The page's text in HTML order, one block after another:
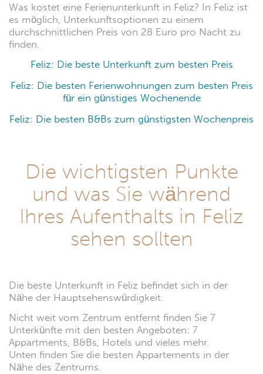
Was kostet eine Ferienunterkunft in Feliz? In Feliz ist
es möglich, Unterkunftsoptionen zu einem
durchschnittlichen Preis von 28 Euro pro Nacht zu
finden.
Feliz: Die beste Unterkunft zum besten Preis
Feliz: Die besten Ferienwohnungen zum besten Preis
für ein günstiges Wochenende
Feliz: Die besten B&Bs zum günstigsten Wochenpreis
Die wichtigsten Punkte
und was Sie während
Ihres Aufenthalts in Feliz
sehen sollten
Die beste Unterkunft in Feliz befindet sich in der
Nähe der Hauptsehenswürdigkeit.
Nicht weit vom Zentrum entfernt finden Sie 7
Unterkünfte mit den besten Angeboten: 7
Appartments, B&Bs, Hotels und vieles mehr.
Unten finden Sie die besten Appartements in der
Nähe des Zentrums.